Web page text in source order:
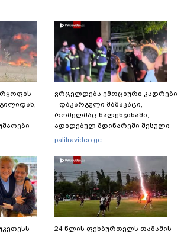
ვრცელდება ემოციური კადრები
- დაკარგული მამაკაცი,
რომელმაც წალენჯიხაში,
ადიდებულ მდინარეში შესული
დედა-შვილი გადაარჩინა,
მისი ვინაობა
palitravideo.ge
24 წლის ფეხბურთელს თამაშის